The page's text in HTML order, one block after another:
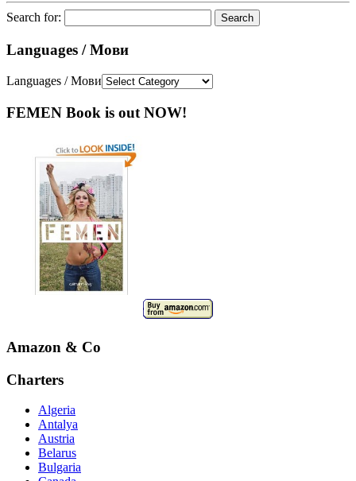
Search for:
Languages / Мови
Languages / Мови
FEMEN Book is out NOW!
Amazon & Co
Charters
Algeria
Antalya
Austria
Belarus
Bulgaria